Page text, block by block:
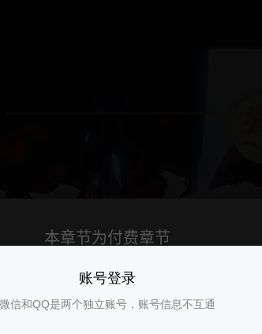
账号登录
微信和QQ是两个独立账号，账号信息不互通